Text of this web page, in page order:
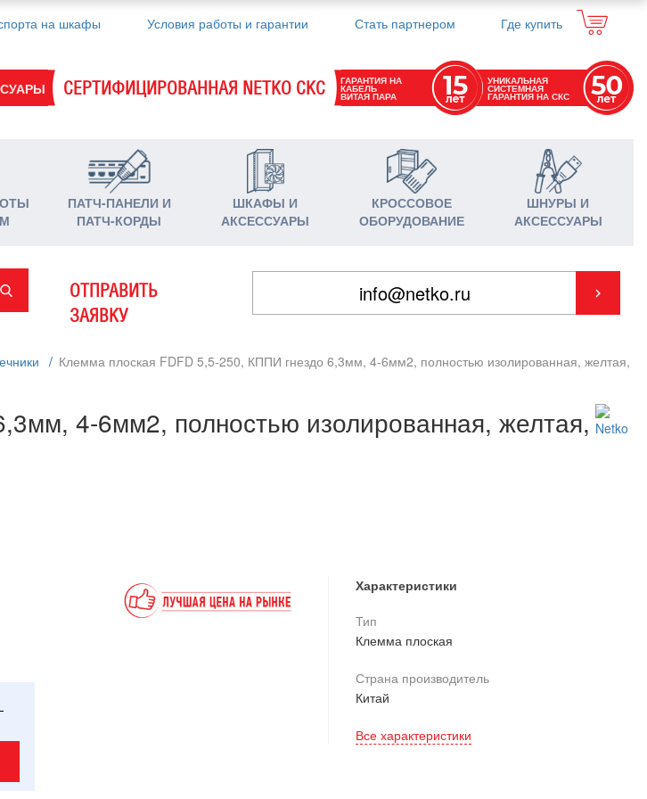
на шкафы Условия работы и гарантии Стать партнером Где купить
СЕРТИФИЦИРОВАННАЯ NETKO СКС ГАРАНТИЯ НА
КАБЕЛЬ
ВИТАЯ ПАРА
УНИКАЛЬНАЯ
СИСТЕМНАЯ
ГАРАНТИЯ НА СКС
ПАТЧ-ПАНЕЛИ И
ПАТЧ-КОРДЫ
ШКАФЫ И
АКСЕССУАРЫ
КРОССОВОЕ
ОБОРУДОВАНИЕ
ШНУРЫ И
АКСЕССУАРЫ
ОТПРАВИТЬ
ЗАЯВКУ
/ Клемма плоская FDFD 5,5-250, КППИ гнездо 6,3мм, 4-6мм2, полностью изолированная, желтая,
4-6мм2, полностью изолированная, желтая,
Характеристики
Тип
Клемма плоская
Страна производитель
Китай
Все характеристики